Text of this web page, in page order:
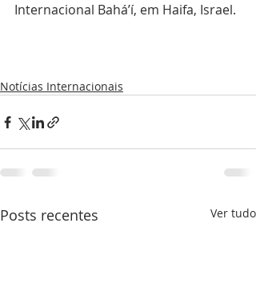
Internacional Bahá’í, em Haifa, Israel.
Notícias Internacionais
Posts recentes Ver tudo